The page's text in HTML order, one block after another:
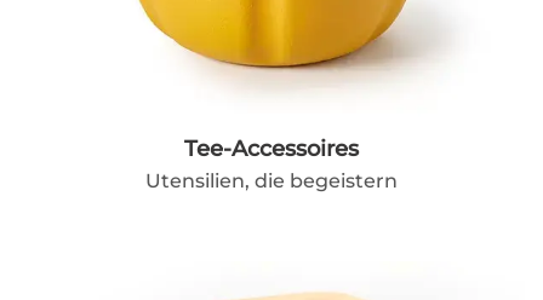
Tee-Accessoires
Utensilien, die begeistern